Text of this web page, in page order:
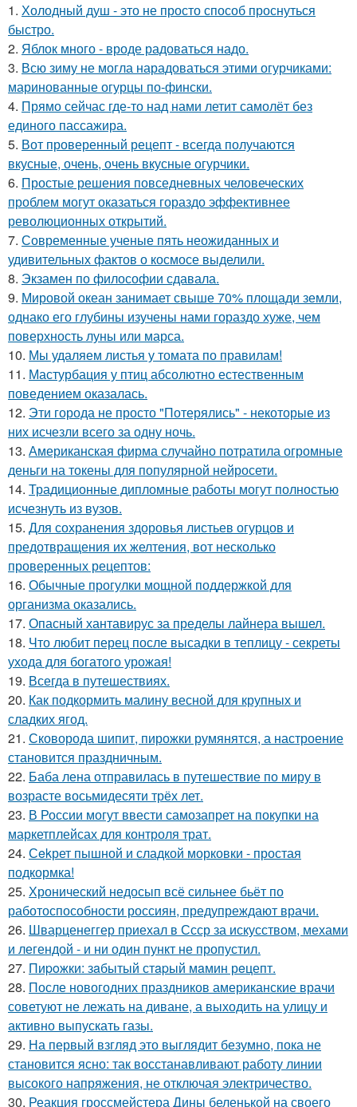
1. Холодный душ - это не просто способ проснуться
быстро.
2. Яблок много - вроде радоваться надо.
3. Всю зиму не могла нарадоваться этими огурчиками:
маринованные огурцы по-фински.
4. Прямо сейчас где-то над нами летит самолёт без
единого пассажира.
5. Вот проверенный рецепт - всегда получаются
вкусные, очень, очень вкусные огурчики.
6. Простые решения повседневных человеческих
проблем могут оказаться гораздо эффективнее
революционных открытий.
7. Современные ученые пять неожиданных и
удивительных фактов о космосе выделили.
8. Экзамен по философии сдавала.
9. Мировой океан занимает свыше 70% площади земли,
однако его глубины изучены нами гораздо хуже, чем
поверхность луны или марса.
10. Мы удаляем листья у томата по правилам!
11. Мастурбация у птиц абсолютно естественным
поведением оказалась.
12. Эти города не просто "Потерялись" - некоторые из
них исчезли всего за одну ночь.
13. Американская фирма случайно потратила огромные
деньги на токены для популярной нейросети.
14. Традиционные дипломные работы могут полностью
исчезнуть из вузов.
15. Для сохранения здоровья листьев огурцов и
предотвращения их желтения, вот несколько
проверенных рецептов:
16. Обычные прогулки мощной поддержкой для
организма оказались.
17. Опасный хантавирус за пределы лайнера вышел.
18. Что любит перец после высадки в теплицу - секреты
ухода для богатого урожая!
19. Всегда в путешествиях.
20. Как подкормить малину весной для крупных и
сладких ягод.
21. Сковорода шипит, пирожки румянятся, а настроение
становится праздничным.
22. Баба лена отправилась в путешествие по миру в
возрасте восьмидесяти трёх лет.
23. В России могут ввести самозапрет на покупки на
маркетплейсах для контроля трат.
24. Сekрет пышной и сладкой морковки - простая
подкормка!
25. Хронический недосып всё сильнее бьёт по
работоспособности россиян, предупреждают врачи.
26. Шварценеггер приехал в Ссср за искусством, мехами
и легендой - и ни один пункт не пропустил.
27. Пиpoжки: зaбытый стapый мaмин рeцепт.
28. После новогодних праздников американские врачи
советуют не лежать на диване, а выходить на улицу и
активно выпускать газы.
29. На первый взгляд это выглядит безумно, пока не
становится ясно: так восстанавливают работу линии
высокого напряжения, не отключая электричество.
30. Реакция гроссмейстера Дины беленькой на своего